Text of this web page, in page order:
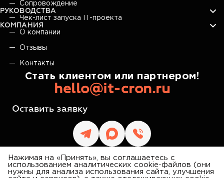
Нажимая на «Принять», вы соглашаетесь с
использованием аналитических cookie-файлов (они
нужны для анализа использования сайта, улучшения
Сопровождение
РУКОВОДСТВА
Чек-лист запуска IT-проекта
КОМПАНИЯ
О компании
Отзывы
Контакты
Стать клиентом или партнером!
hello@it-cron.ru
Оставить заявку